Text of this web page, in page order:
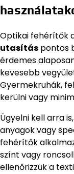
Optikai fehérítők
utasítás pontos
érdemes
kevesebb
Gyermekruhák,
kerülni vagy
Ügyelni kell arra
anyagok vagy
fehérítők
színt vagy
ellenőrizzük a